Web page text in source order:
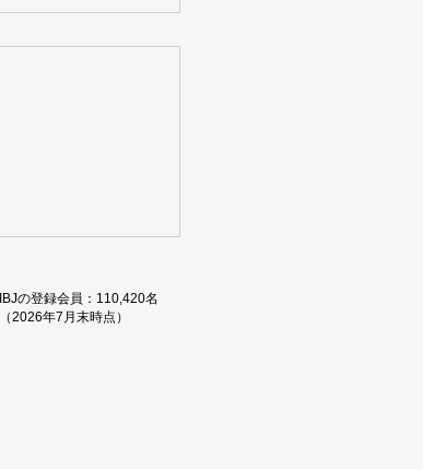
IBJの登録会員：110,420名
（2026年7月 末時点）